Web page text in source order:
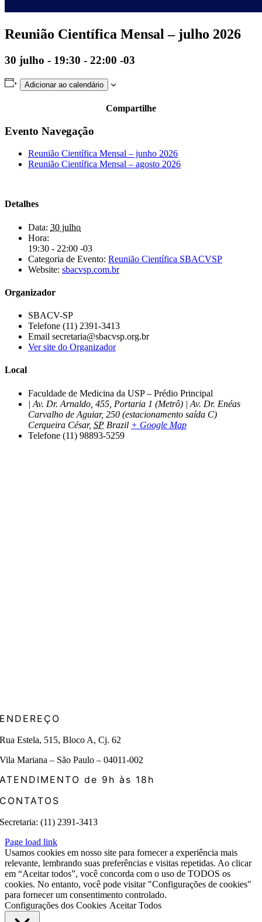
Reunião Científica Mensal – julho 2026
30 julho - 19:30 - 22:00 -03
Adicionar ao calendário
Compartilhe
Evento Navegação
Reunião Científica Mensal – junho 2026
Reunião Científica Mensal – agosto 2026
Detalhes
Data: 30 julho
Hora:
19:30 - 22:00 -03
Categoria de Evento: Reunião Científica SBACVSP
Website: sbacvsp.com.br
Organizador
SBACV-SP
Telefone (11) 2391-3413
Email secretaria@sbacvsp.org.br
Ver site do Organizador
Local
Faculdade de Medicina da USP – Prédio Principal
| Av. Dr. Arnaldo, 455, Portaria 1 (Metrô) | Av. Dr. Enéas
Carvalho de Aguiar, 250 (estacionamento saída C)
Cerqueira César, SP Brazil + Google Map
Telefone (11) 98893-5259
ENDEREÇO
Rua Estela, 515, Bloco A, Cj. 62
Vila Mariana – São Paulo – 04011-002
ATENDIMENTO de 9h às 18h
CONTATOS
Secretaria: (11) 2391-3413
Page load link
Usamos cookies em nosso site para fornecer a experiência mais
relevante, lembrando suas preferências e visitas repetidas. Ao clicar
em “Aceitar todos”, você concorda com o uso de TODOS os
cookies. No entanto, você pode visitar "Configurações de cookies"
para fornecer um consentimento controlado.
Configurações dos Cookies Aceitar Todos